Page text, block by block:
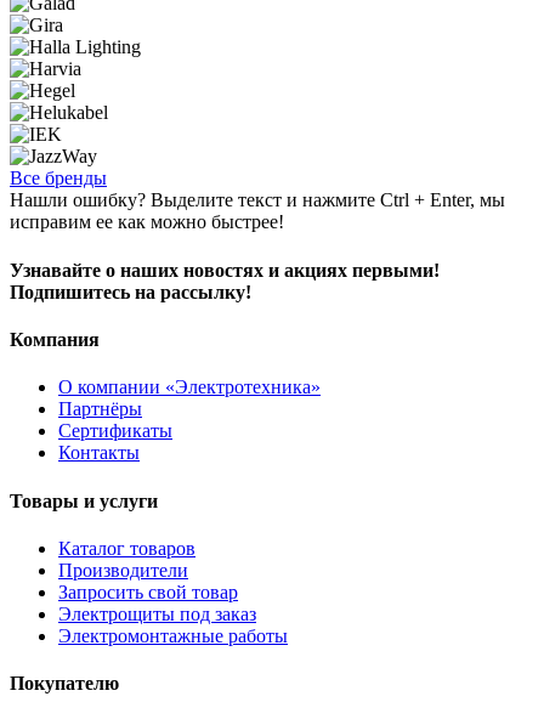
Все бренды
Нашли ошибку? Выделите текст и нажмите Ctrl + Enter, мы
исправим ее как можно быстрее!
Узнавайте о наших новостях и акциях первыми!
Подпишитесь на рассылку!
Компания
О компании «Электротехника»
Партнёры
Сертификаты
Контакты
Товары и услуги
Каталог товаров
Производители
Запросить свой товар
Электрощиты под заказ
Электромонтажные работы
Покупателю